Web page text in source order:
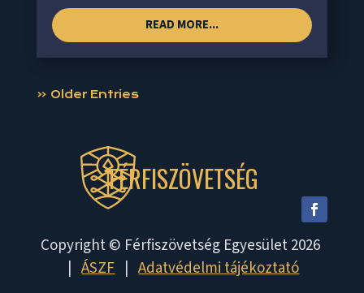
READ MORE...
« Older Entries
FÉRFISZÖVETSÉG
Copyright © Férfiszövetség Egyesület 2026
|ÁSZF|Adatvédelmi tájékoztató